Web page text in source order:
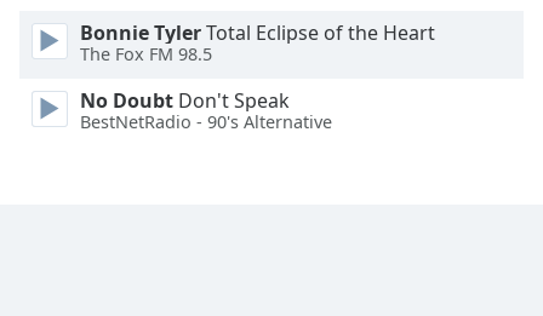
Font
Bonnie TylerTotal Eclipse of the Heart
The Fox FM 98.5
No Doubt Don't Speak
BestNetRadio - 90's Alternative